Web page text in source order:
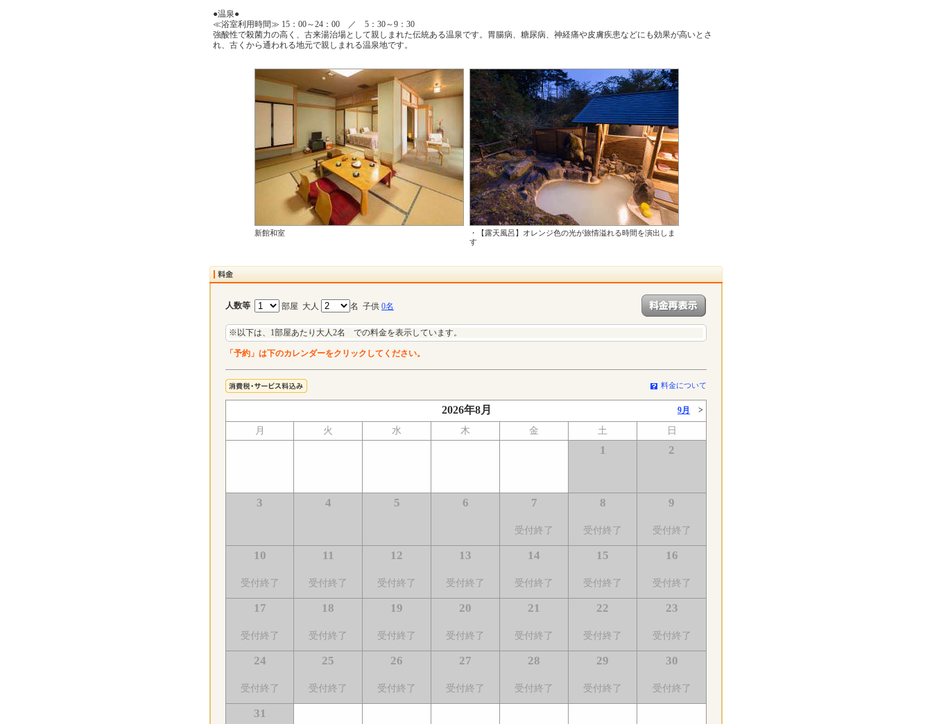
●温泉●
≪浴室利用時間≫ 15：00～24：00 ／ 5：30～9：30
強酸性で殺菌力の高く、古来湯治場として親しまれた伝統ある温泉です。胃腸病、糖尿病、神経痛や皮膚疾患などにも効果が高いとさ
れ、古くから通われる地元で親しまれる温泉地です。
新館和室
・【露天風呂】オレンジ色の光が旅情溢れる時間を演出しま
す
人数等 部屋 大人 名 子供 0名
※以下は、1部屋あたり大人2名 での料金を表示しています。
「予約」は下のカレンダーをクリックしてください。
料金について
2026年8月 9月 >
月 火 水 木 金 土 日
1 2
3 4 5 6 7
受付終了
8
受付終了
9
受付終了
10
受付終了
11
受付終了
12
受付終了
13
受付終了
14
受付終了
15
受付終了
16
受付終了
17
受付終了
18
受付終了
19
受付終了
20
受付終了
21
受付終了
22
受付終了
23
受付終了
24
受付終了
25
受付終了
26
受付終了
27
受付終了
28
受付終了
29
受付終了
30
受付終了
31